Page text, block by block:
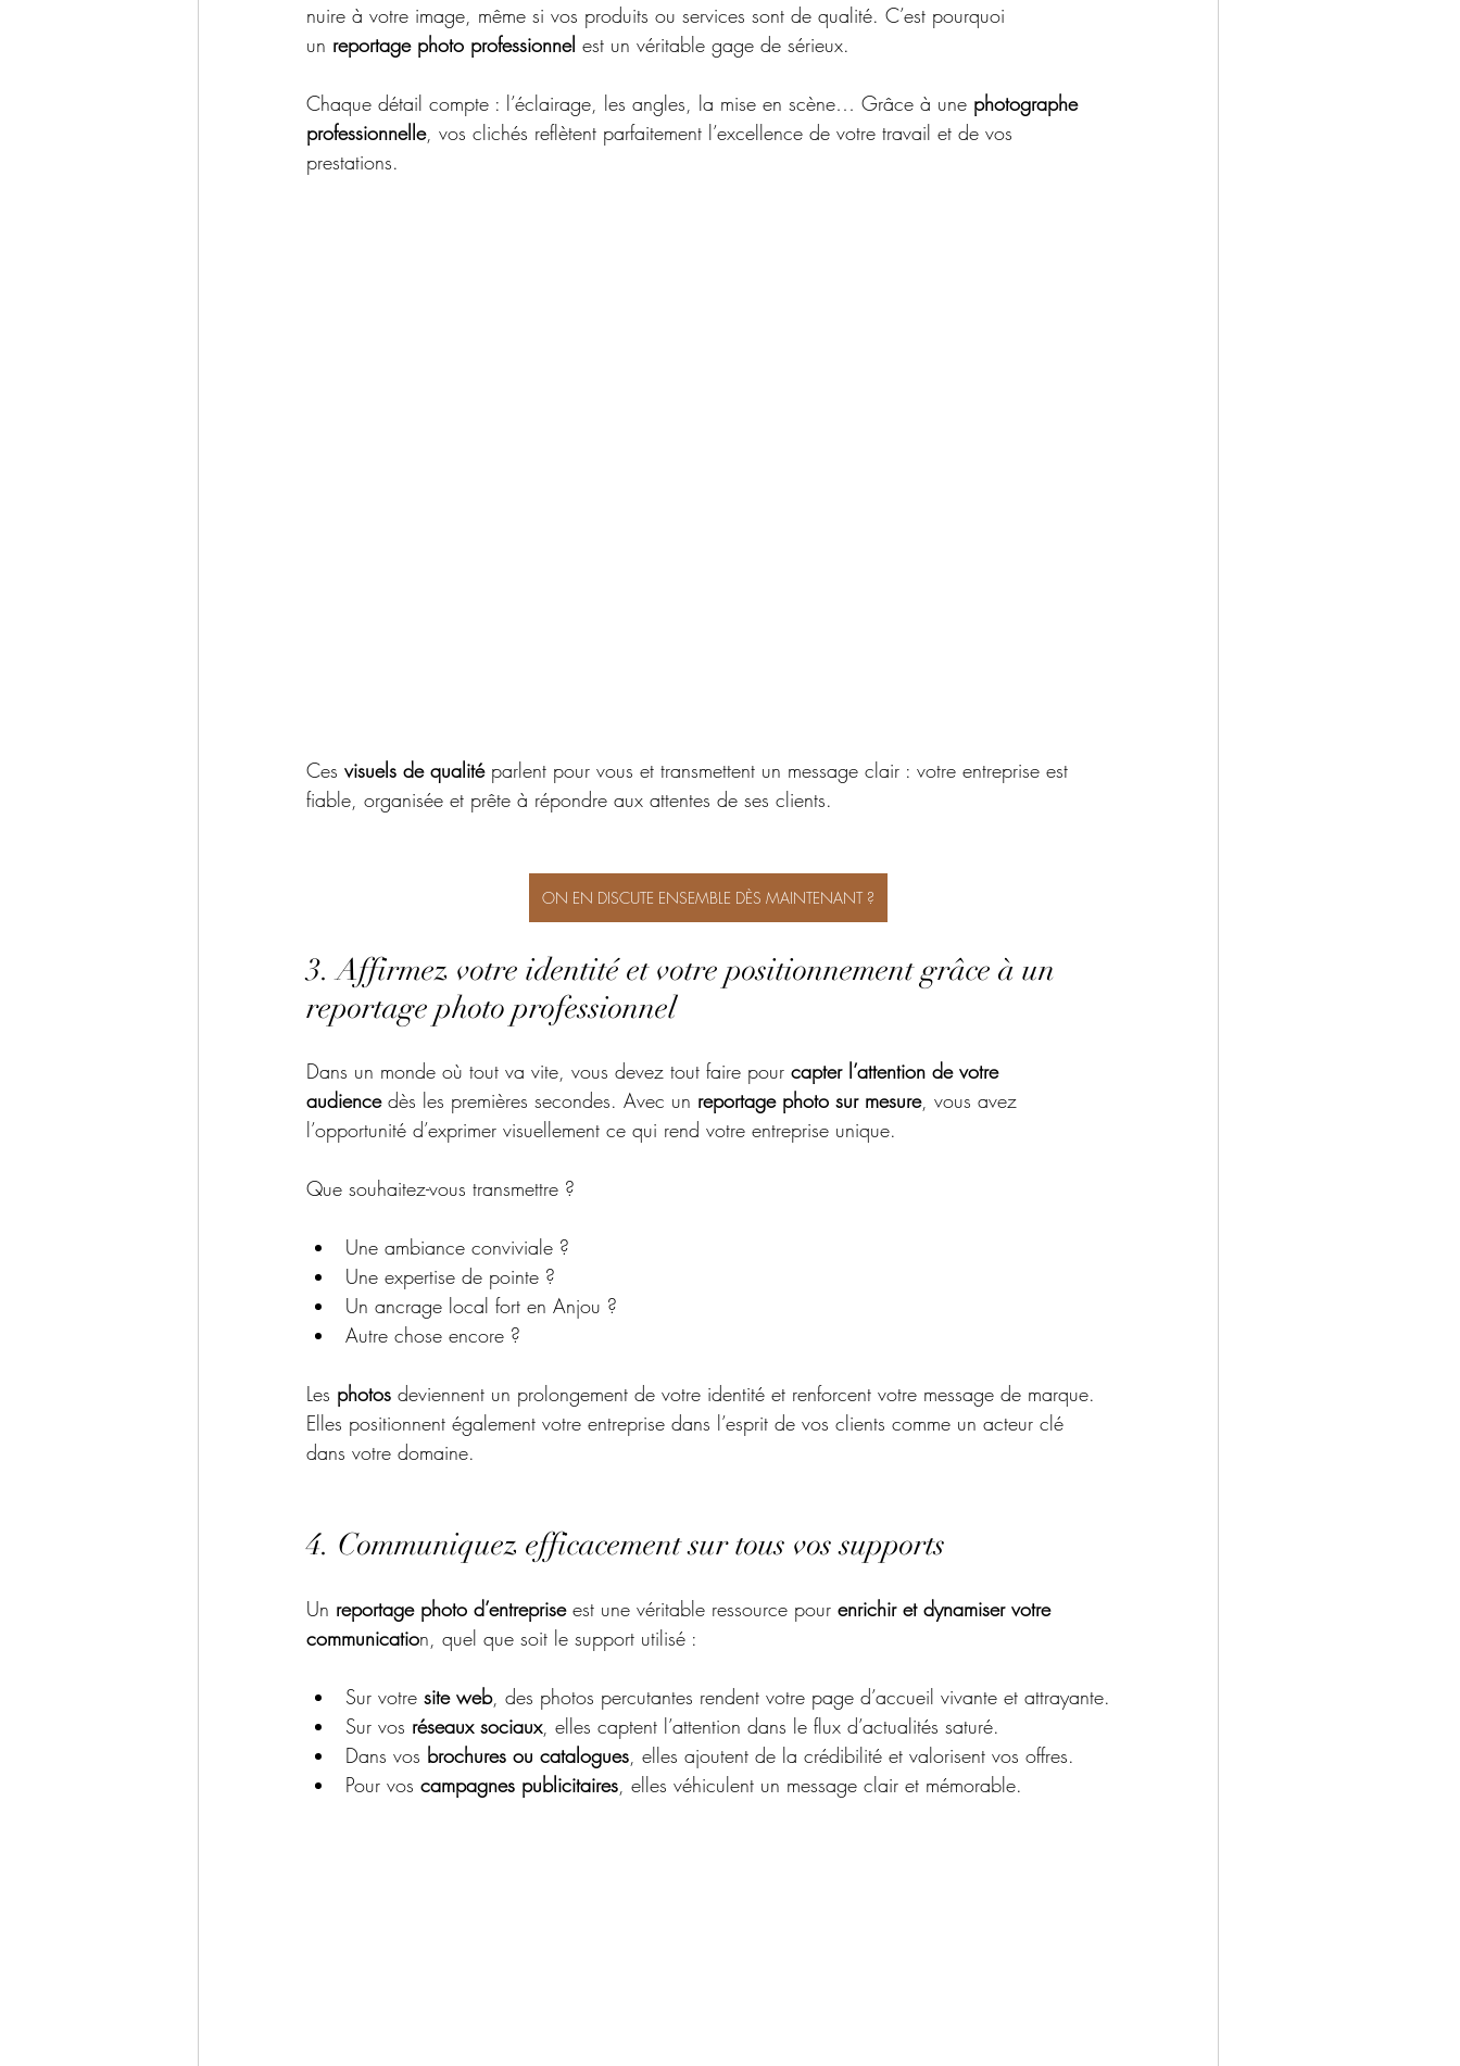
nuire à votre image, même si vos produits ou services sont de qualité. C’est pourquoi
un reportage photo professionnel est un véritable gage de sérieux.
Chaque détail compte : l’éclairage, les angles, la mise en scène… Grâce à une photographe
professionnelle, vos clichés reflètent parfaitement l’excellence de votre travail et de vos
prestations.
Ces visuels de qualité parlent pour vous et transmettent un message clair : votre entreprise est
fiable, organisée et prête à répondre aux attentes de ses clients.
ON EN DISCUTE ENSEMBLE DÈS MAINTENANT ?
3. Affirmez votre identité et votre positionnement grâce à un
reportage photo professionnel
Dans un monde où tout va vite, vous devez tout faire pour capter l’attention de votre
audience dès les premières secondes. Avec un reportage photo sur mesure, vous avez
l’opportunité d’exprimer visuellement ce qui rend votre entreprise unique.
Que souhaitez-vous transmettre ?
Une ambiance conviviale ?
Une expertise de pointe ?
Un ancrage local fort en Anjou ?
Autre chose encore ?
Les photos deviennent un prolongement de votre identité et renforcent votre message de marque.
Elles positionnent également votre entreprise dans l’esprit de vos clients comme un acteur clé
dans votre domaine.
4. Communiquez efficacement sur tous vos supports
Un reportage photo d’entreprise est une véritable ressource pour enrichir et dynamiser votre
communication, quel que soit le support utilisé :
Sur votre site web, des photos percutantes rendent votre page d’accueil vivante et attrayante.
Sur vos réseaux sociaux, elles captent l’attention dans le flux d’actualités saturé.
Dans vos brochures ou catalogues , elles ajoutent de la crédibilité et valorisent vos offres.
Pour vos campagnes publicitaires , elles véhiculent un message clair et mémorable.